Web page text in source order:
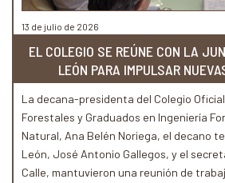
13 de julio de 2026
EL COLEGIO SE REÚNE CON LA
LEÓN PARA IMPULSAR
La decana-presidenta del Colegio
Forestales y Graduados en Ingeniería
Natural, Ana Belén Noriega, el decano
León, José Antonio Gallegos, y el
Calle, mantuvieron una reunión de